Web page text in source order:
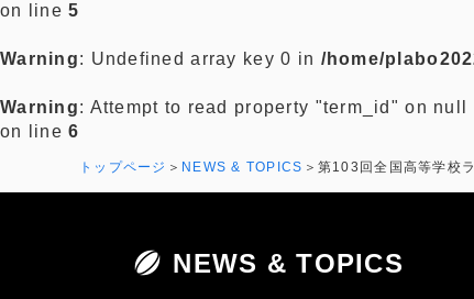
on line5
Warning: Undefined array key 0 in /home/
Warning: Attempt to read property "term_id" on
on line6
トップページ NEWS & TOPICS 第103回全国高等学校
NEWS & TOPICS